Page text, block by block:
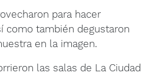
para hacer
como también degustaron
en la imagen.
las salas de La Ciudad